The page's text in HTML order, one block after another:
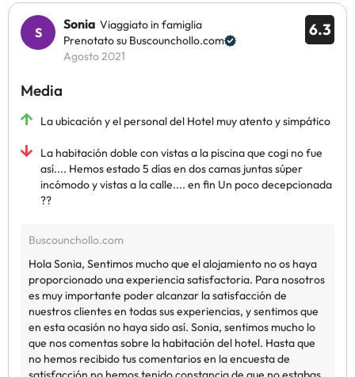
6.3
Sonia Viaggiato in famiglia
Prenotato su Buscounchollo.com
Agosto 2021
Media
La ubicación y el personal del Hotel muy atento y simpático
La habitación doble con vistas a la piscina que cogi no fue
así.... Hemos estado 5 días en dos camas juntas súper
incómodo y vistas a la calle.... en fin Un poco decepcionada
??